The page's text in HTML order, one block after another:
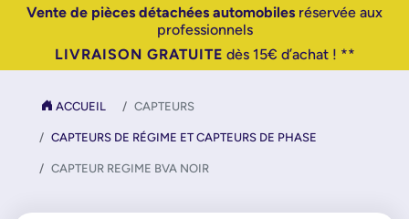
Vente de pièces détachées automobiles réservée aux
professionnels
LIVRAISON GRATUITE dès 15€ d’achat ! **
ACCUEIL CAPTEURS
CAPTEURS DE RÉGIME ET CAPTEURS DE PHASE
CAPTEUR REGIME BVA NOIR